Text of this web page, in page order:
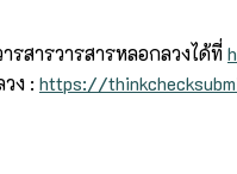
รสารวารสารหลอกลวงได้ที่
ง : https://